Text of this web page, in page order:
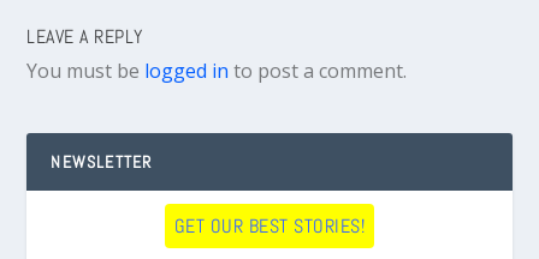
LEAVE A REPLY
You must be logged in to post a comment.
NEWSLETTER
GET OUR BEST STORIES!